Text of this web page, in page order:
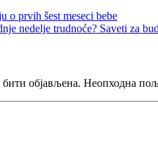
o prvih šest meseci bebe
nedelje trudnoće? Saveti za
објављена. Неопходна